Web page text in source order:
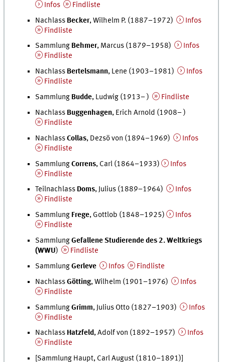
Infos
Findliste
Nachlass Becker, Wilhelm P. (1887–1972)
Infos
Findliste
Sammlung Behmer, Marcus (1879–1958)
Infos
Findliste
Nachlass Bertelsmann, Lene (1903–1981)
Infos
Findliste
Sammlung Budde, Ludwig (1913– )
Findliste
Nachlass Buggenhagen, Erich Arnold (1908– )
Findliste
NachlassCollas, Dezsö von (1894–1969)
Infos
Findliste
SammlungCorrens, Carl (1864–1933)
Infos
Findliste
Teilnachlass Doms, Julius (1889–1964)
Infos
Findliste
Sammlung Frege, Gottlob (1848–1925)
Infos
Findliste
SammlungGefallene Studierende des 2. Weltkriegs
(WWU)
Findliste
SammlungGerleve Infos
Findliste
NachlassGötting, Wilhelm (1901–1976)
Infos
Findliste
SammlungGrimm, Julius Otto (1827–1903)
Infos
Findliste
Nachlass Hatzfeld, Adolf von (1892–1957)
Infos
Findliste
[Sammlung Haupt, Carl August (1810–1891)]